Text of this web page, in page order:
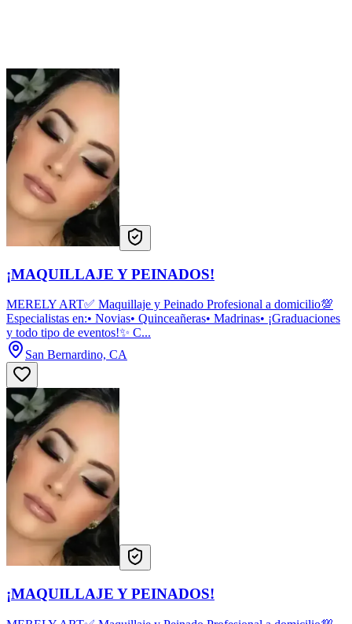
¡MAQUILLAJE Y PEINADOS!
MERELY ART✅ Maquillaje y Peinado Profesional a domicilio💯
Especialistas en:• Novias• Quinceañeras• Madrinas• ¡Graduaciones
y todo tipo de eventos!✨ C...
San Bernardino, CA
¡MAQUILLAJE Y PEINADOS!